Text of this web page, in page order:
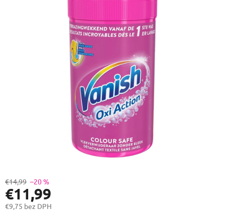
hviezdičiek.
€14,99 –20 %
€11,99
€9,75 bez DPH